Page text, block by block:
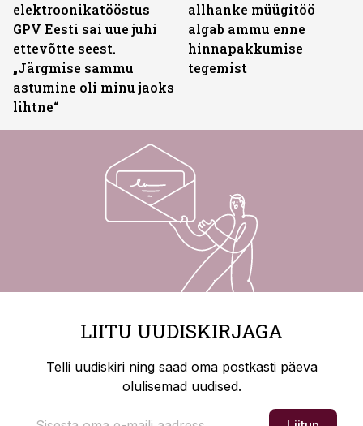
elektroonikatööstus
GPV Eesti sai uue juhi
ettevõtte seest.
„Järgmise sammu
astumine oli minu jaoks
lihtne“
allhanke müügitöö
algab ammu enne
hinnapakkumise
tegemist
LIITU UUDISKIRJAGA
Telli uudiskiri ning saad oma postkasti päeva
olulisemad uudised.